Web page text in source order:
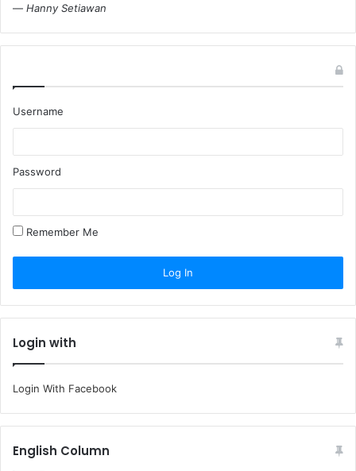
— Hanny Setiawan
Username
Password
Remember Me
Login with
Login With Facebook
English Column